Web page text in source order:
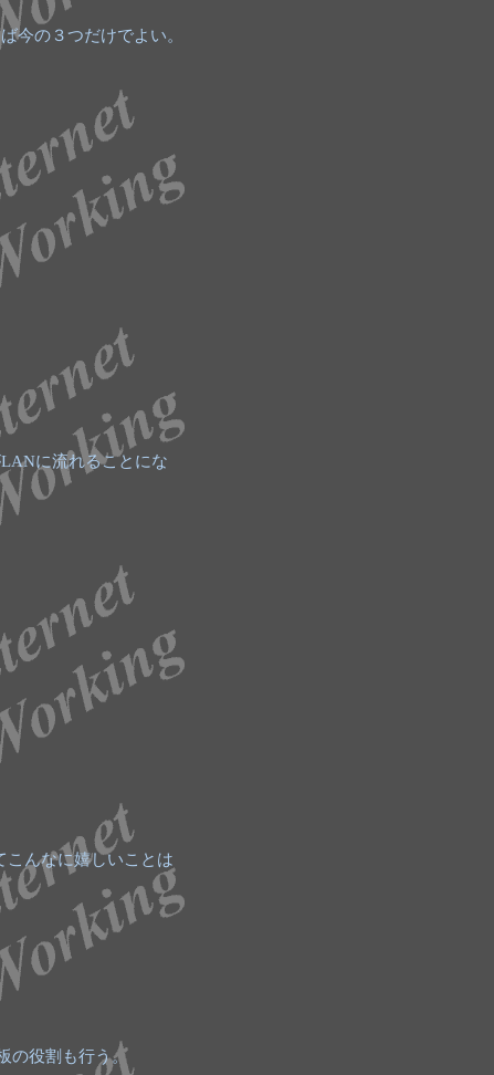
今の３つだけでよい。
に流れることにな
こんなに嬉しいことは
の役割も行う。